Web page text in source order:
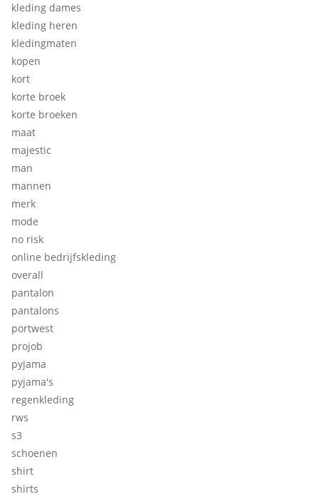
kleding dames
kleding heren
kledingmaten
kopen
kort
korte broek
korte broeken
maat
majestic
man
mannen
merk
mode
no risk
online bedrijfskleding
overall
pantalon
pantalons
portwest
projob
pyjama
pyjama's
regenkleding
rws
s3
schoenen
shirt
shirts